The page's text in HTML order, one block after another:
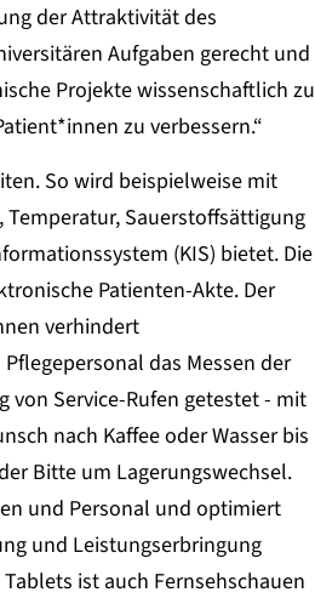
der Attraktivität des
Aufgaben gerecht und
Projekte wissenschaftlich zu
zu verbessern.“
So wird beispielweise mit
Sauerstoffsättigung
(KIS) bietet. Die
Patienten-Akte. Der
verhindert
das Messen der
Service-Rufen getestet - mit
nach Kaffee oder Wasser bis
Bitte um Lagerungswechsel.
und Personal und optimiert
und Leistungserbringung
ist auch Fernsehschauen